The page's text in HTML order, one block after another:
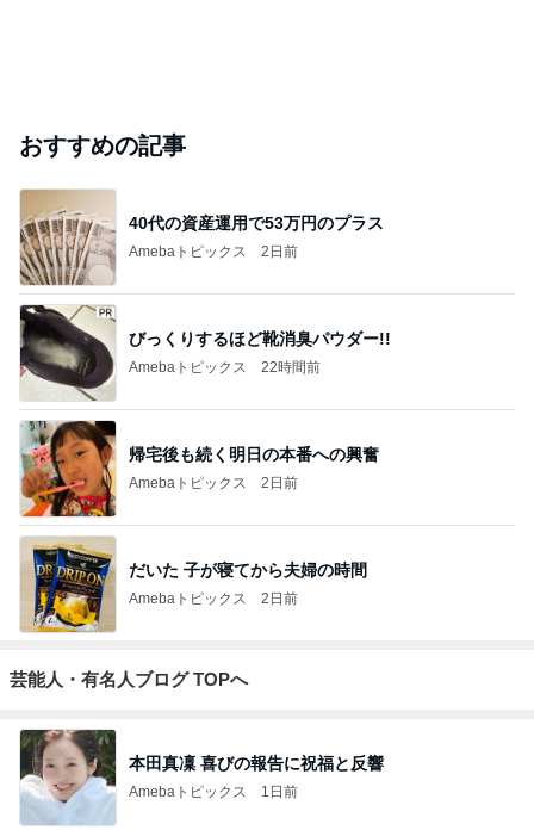
おすすめの記事
40代の資産運用で53万円のプラス
Amebaトピックス 2日前
びっくりするほど靴消臭パウダー!!
Amebaトピックス 22時間前
帰宅後も続く明日の本番への興奮
Amebaトピックス 2日前
だいた 子が寝てから夫婦の時間
Amebaトピックス 2日前
芸能人・有名人ブログ TOPへ
本田真凜 喜びの報告に祝福と反響
Amebaトピックス 1日前